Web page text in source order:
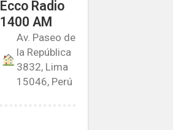
Ecco Radio
1400 AM
Av. Paseo de
la República
3832, Lima
15046, Perú